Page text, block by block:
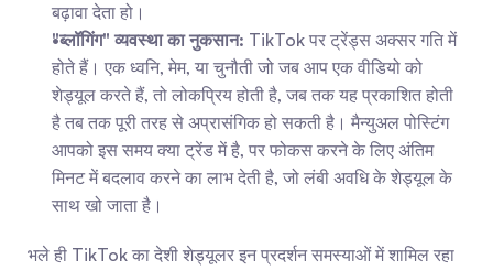
बढ़ावा देता हो।
"ब्लॉगिंग" व्यवस्था का नुकसान: TikTok पर ट्रेंड्स अक्सर गति में
होते हैं। एक ध्वनि, मेम, या चुनौती जो जब आप एक वीडियो को
शेड्यूल करते हैं, तो लोकप्रिय होती है, जब तक यह प्रकाशित होती
है तब तक पूरी तरह से अप्रासंगिक हो सकती है। मैन्युअल पोस्टिंग
आपको इस समय क्या ट्रेंड में है, पर फोकस करने के लिए अंतिम
मिनट में बदलाव करने का लाभ देती है, जो लंबी अवधि के शेड्यूल के
साथ खो जाता है।
भले ही TikTok का देशी शेड्यूलर इन प्रदर्शन समस्याओं में शामिल रहा